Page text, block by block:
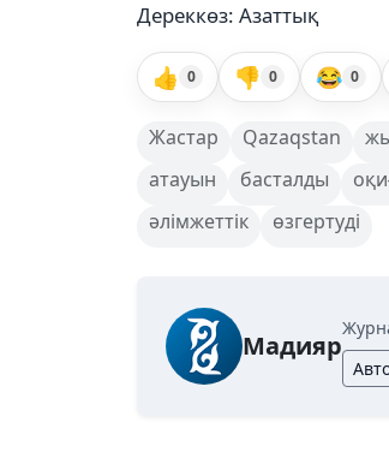
Дереккөз: Азаттық
👍 0 👎 0 😂 0
Жастар Qazaqstan
атауын
басталды
әлімжеттік
өзгертуді
Мадияр